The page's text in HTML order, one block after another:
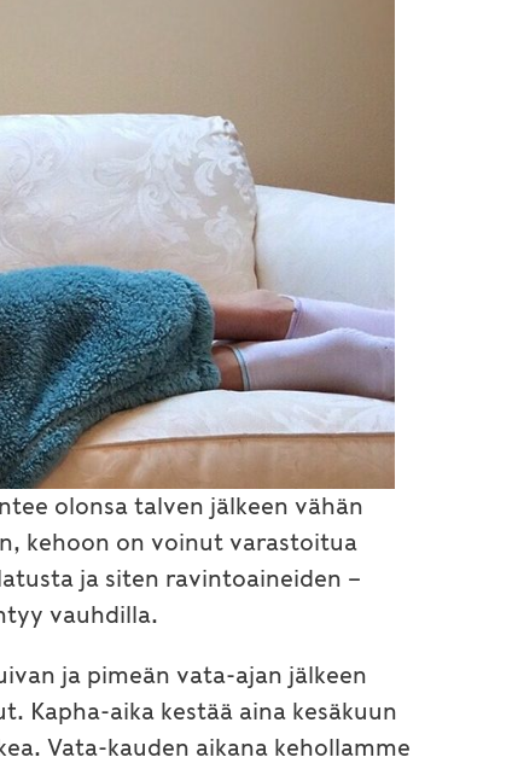
olonsa talven jälkeen vähän
kehoon on voinut varastoitua
ja siten ravintoaineiden –
vauhdilla.
ja pimeän vata-ajan jälkeen
Kapha-aika kestää aina kesäkuun
Vata-kauden aikana kehollamme